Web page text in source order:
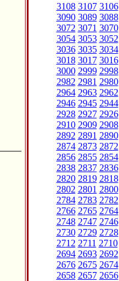
3108 3107 3106
3090 3089 3088
3072 3071 3070
3054 3053 3052
3036 3035 3034
3018 3017 3016
3000 2999 2998
2982 2981 2980
2964 2963 2962
2946 2945 2944
2928 2927 2926
2910 2909 2908
2892 2891 2890
2874 2873 2872
2856 2855 2854
2838 2837 2836
2820 2819 2818
2802 2801 2800
2784 2783 2782
2766 2765 2764
2748 2747 2746
2730 2729 2728
2712 2711 2710
2694 2693 2692
2676 2675 2674
2658 2657 2656